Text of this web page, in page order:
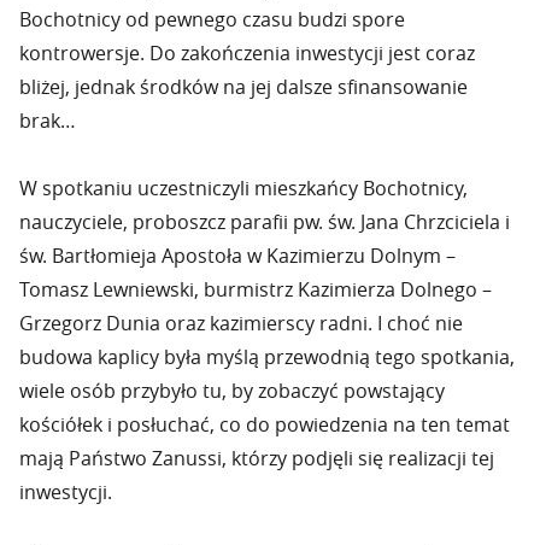
Bochotnicy od pewnego czasu budzi spore
kontrowersje. Do zakończenia inwestycji jest coraz
bliżej, jednak środków na jej dalsze sfinansowanie
brak…
W spotkaniu uczestniczyli mieszkańcy Bochotnicy,
nauczyciele, proboszcz parafii pw. św. Jana Chrzciciela i
św. Bartłomieja Apostoła w Kazimierzu Dolnym –
Tomasz Lewniewski, burmistrz Kazimierza Dolnego –
Grzegorz Dunia oraz kazimierscy radni. I choć nie
budowa kaplicy była myślą przewodnią tego spotkania,
wiele osób przybyło tu, by zobaczyć powstający
kościółek i posłuchać, co do powiedzenia na ten temat
mają Państwo Zanussi, którzy podjęli się realizacji tej
inwestycji.